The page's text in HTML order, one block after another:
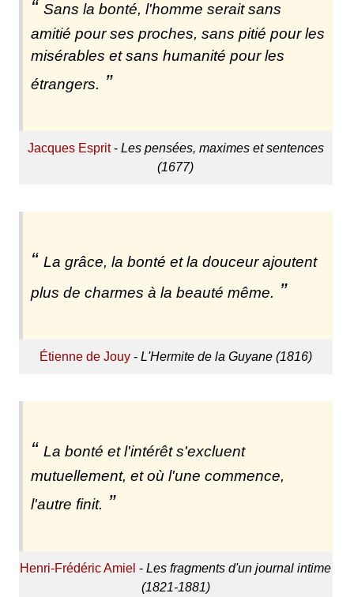
Sans la bonté, l'homme serait sans
amitié pour ses proches, sans pitié pour les
misérables et sans humanité pour les
étrangers.
Jacques Esprit- Les pensées, maximes et sentences
(1677)
La grâce, la bonté et la douceur ajoutent
plus de charmes à la beauté même.
Étienne de Jouy- L'Hermite de la Guyane (1816)
La bonté et l'intérêt s'excluent
mutuellement, et où l'une commence,
l'autre finit.
Henri-Frédéric Amiel -Les fragments d'un journal intime
(1821-1881)